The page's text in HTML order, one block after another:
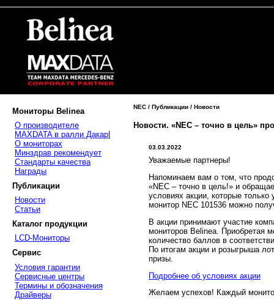
Мониторы Belinea
О производителе
MAXDATA в ралли Дакар
О мониторах
Минздрав рекомендует
Стандарты качества
Награды
Публикации
Новости
Статьи
Каталог продукции
LCD-Мониторы
Сервис
Условия гарантии
Сервисные центры
Термины и обозначения
Драйверы
NEC / Публикации / Новости
Новости. «NEC – точно в цель»
03.03.2022
Уважаемые партнеры!
Напоминаем вам о том, что
«NEC – точно в цель!» и
условиях акции, которые
монитор NEC 101536 можно
В акции принимают участие
мониторов Belinea. Приобретая
количество баллов в
По итогам акции и розыгрыша
призы.
Подробнее об условиях акции
Желаем успехов! Каждый